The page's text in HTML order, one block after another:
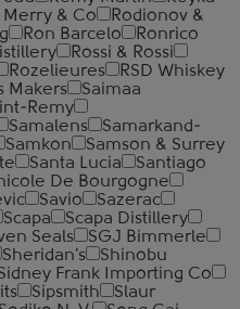
Merry & Co
Rodionov &
Ron Barcelo
Ronrico
Rossi & Rossi
Rozelieures
RSD Whiskey
Makers
Saimaa
Remy
Samalens
Samarkand-
Samkon
Samson & Surrey
Santa Lucia
Santiago
De Bourgogne
Savio
Sazerac
Scapa
Scapa Distillery
Seals
SGJ Bimmerle
Sheridan's
Shinobu
Frank Importing Co
Sipsmith
Slaur